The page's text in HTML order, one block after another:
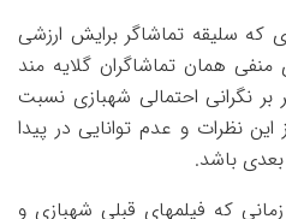
که سلیقه تماشاگر برایش ارزشی
منفی همان تماشاگران گلایه مند
نگرانی احتمالی شهبازی نسبت
این نظرات و عدم توانایی در پیدا
بعدی باشد.
که فیلمهای قبلی شهبازی و